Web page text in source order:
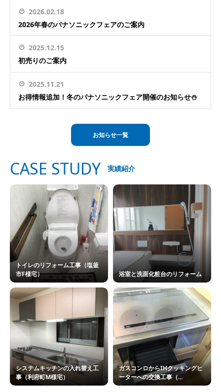
2026.02.18
2026年春のパナソニックフェアのご案内
2025.12.15
初売りのご案内
2025.11.21
お得情報追加！冬のパナソニックフェア開催のお知らせ⛄
お知らせ一覧
CASE STUDY 実績紹介
トイレのリフォーム工事（塩釜
市F様宅）
浴室と洗面化粧台のリフォーム
システムキッチンの入れ替え工
事（利府町M様宅）
ガスコンロからIHクッキングヒ
ーターへの交換工事（...